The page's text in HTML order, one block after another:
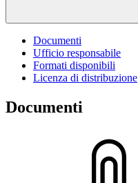
Documenti
Ufficio responsabile
Formati disponibili
Licenza di distribuzione
Documenti